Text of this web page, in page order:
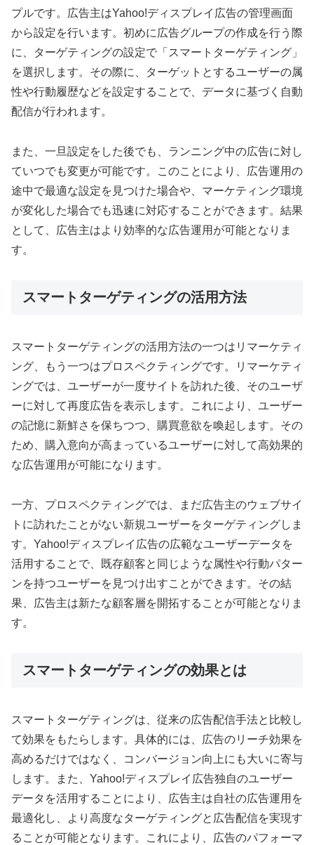
プルです。広告主はYahoo!ディスプレイ広告の管理画面
から設定を行います。初めに広告グループの作成を行う際
に、ターゲティングの設定で「スマートターゲティング」
を選択します。その際に、ターゲットとするユーザーの属
性や行動履歴などを設定することで、データに基づく自動
配信が行われます。
また、一旦設定をした後でも、ランニング中の広告に対し
ていつでも変更が可能です。このことにより、広告運用の
途中で最適な設定を見つけた場合や、マーケティング環境
が変化した場合でも迅速に対応することができます。結果
として、広告主はより効率的な広告運用が可能となりま
す。
スマートターゲティングの活用方法
スマートターゲティングの活用方法の一つはリマーケティ
ング、もう一つはプロスペクティングです。リマーケティ
ングでは、ユーザーが一度サイトを訪れた後、そのユーザ
ーに対して再度広告を表示します。これにより、ユーザー
の記憶に新鮮さを保ちつつ、購買意欲を喚起します。その
ため、購入意向が高まっているユーザーに対して高効果的
な広告運用が可能になります。
一方、プロスペクティングでは、まだ広告主のウェブサイ
トに訪れたことがない新規ユーザーをターゲティングしま
す。Yahoo!ディスプレイ広告の広範なユーザーデータを
活用することで、既存顧客と同じような属性や行動パター
ンを持つユーザーを見つけ出すことができます。その結
果、広告主は新たな顧客層を開拓することが可能となりま
す。
スマートターゲティングの効果とは
スマートターゲティングは、従来の広告配信手法と比較し
て効果をもたらします。具体的には、広告のリーチ効果を
高めるだけではなく、コンバージョン向上にも大いに寄与
します。また、Yahoo!ディスプレイ広告独自のユーザー
データを活用することにより、広告主は自社の広告運用を
最適化し、より高度なターゲティングと広告配信を実現す
ることが可能となります。これにより、広告のパフォーマ